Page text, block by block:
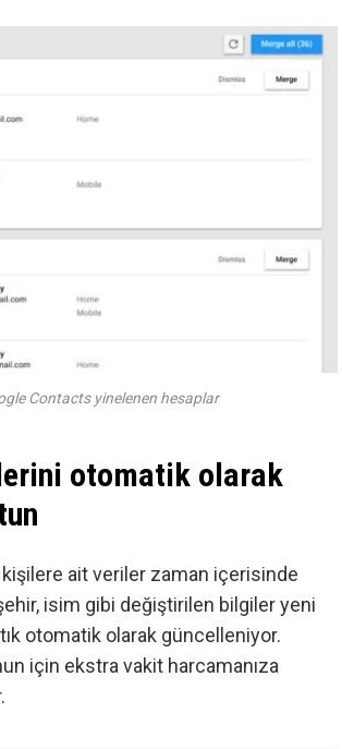
Contacts yinelenen hesaplar
otomatik olarak
kişilere ait veriler zaman içerisinde
isim gibi değiştirilen bilgiler yeni
otomatik olarak güncelleniyor.
için ekstra vakit harcamanıza